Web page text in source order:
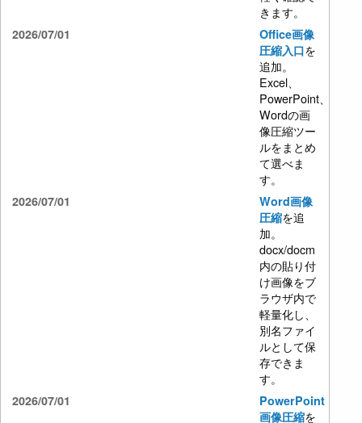
きます。
2026/07/01
Office画像
圧縮入口を
追加。
Excel、
PowerPoint、
Wordの画
像圧縮ツー
ルをまとめ
て選べま
す。
2026/07/01
Word画像
圧縮を追
加。
docx/docm
内の貼り付
け画像をブ
ラウザ内で
軽量化し、
別名ファイ
ルとして保
存できま
す。
2026/07/01
PowerPoint
画像圧縮を